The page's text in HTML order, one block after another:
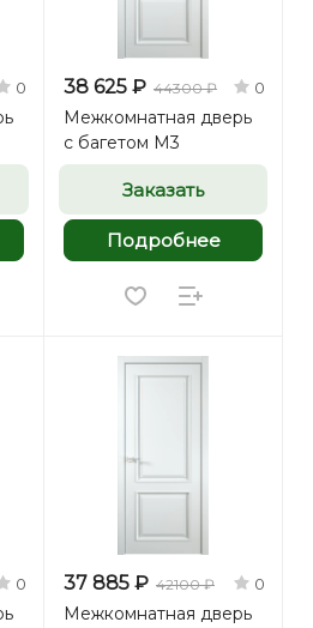
0 38 625 ₽ 44300 ₽ 0
Межкомнатная дверь
с багетом М3
Заказать
Подробнее
0 37 885 ₽ 42100 ₽ 0
Межкомнатная дверь